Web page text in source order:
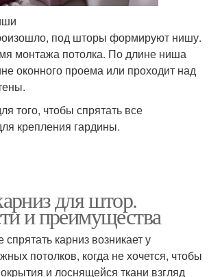
под шторы формируют нишу.
монтажа потолка. По длине ниша
оконного проема или проходит над
того, чтобы спрятать все
крепления гардины.
для штор.
и преимущества
карниз возникает у
потолков, когда не хочется, чтобы
и лоснящейся ткани взгляд